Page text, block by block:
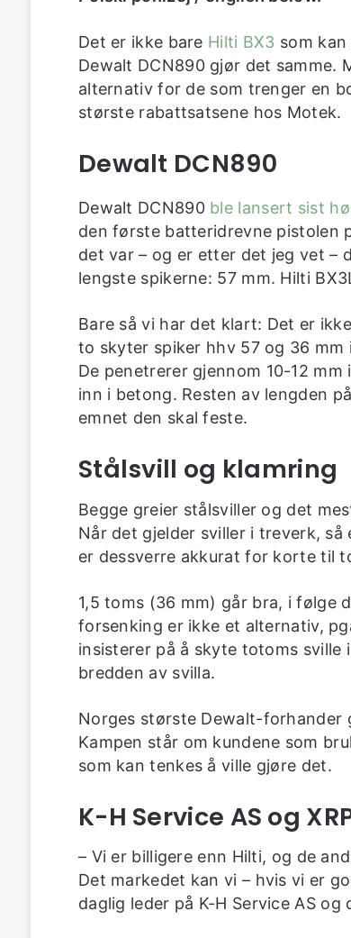
Det er ikke bare Hilti BX3 som
Dewalt DCN890 gjør det samme.
alternativ for de som trenger en
største rabattsatsene hos Motek.
Dewalt DCN890
Dewalt DCN890 ble lansert sist
den første batteridrevne pistolen
det var – og er etter det jeg vet –
lengste spikerne: 57 mm. Hilti
Bare så vi har det klart: Det er
to skyter spiker hhv 57 og 36 mm
De penetrerer gjennom 10-12 mm
inn i betong. Resten av lengden
emnet den skal feste.
Stålsvill og klamring
Begge greier stålsviller og det
Når det gjelder sviller i treverk,
er dessverre akkurat for korte til
1,5 toms (36 mm) går bra, i følge
forsenking er ikke et alternativ,
insisterer på å skyte totoms sville
bredden av svilla.
Norges største Dewalt-forhander
Kampen står om kundene som
som kan tenkes å ville gjøre det.
K-H Service AS og
– Vi er billigere enn Hilti, og de
Det markedet kan vi – hvis vi er
daglig leder på K-H Service AS